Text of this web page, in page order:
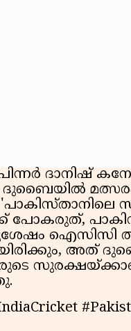
ദാനിഷ്
ദുബൈയിൽ
പോകരുത്,
ഐസിസി
അത്